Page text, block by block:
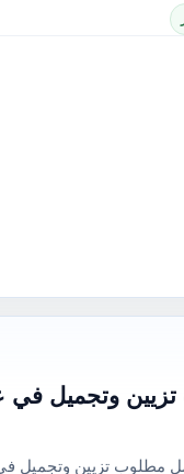
وتجميل في
مطلوب تزيين وتجميل